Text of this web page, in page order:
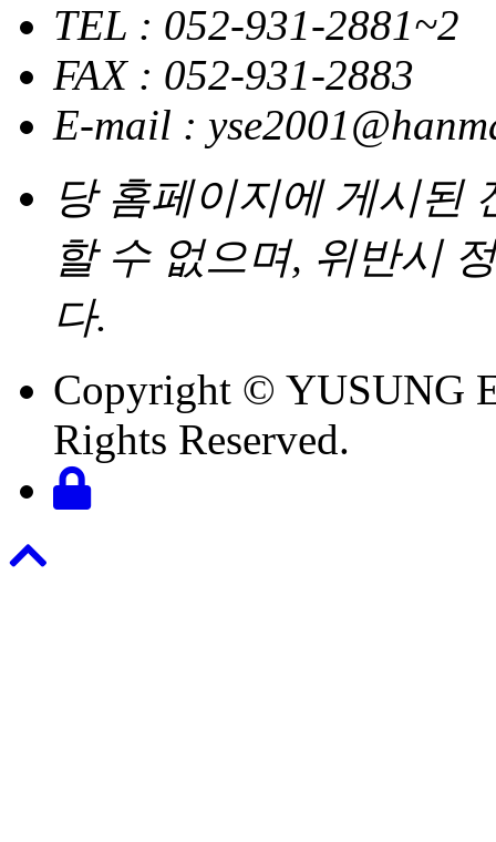
TEL : 052-931-2881~2
FAX : 052-931-2883
E-mail :
당 홈페이지에 게시된
할 수 없으며, 위반시
다.
Copyright © YUSUNG
Rights Reserved.